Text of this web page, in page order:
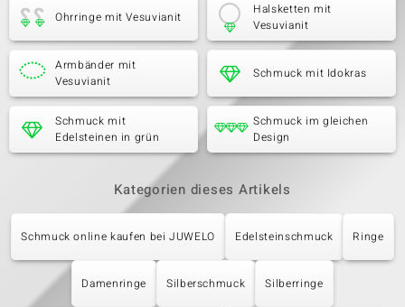
Ohrringe mit Vesuvianit
Halsketten mit
Vesuvianit
Armbänder mit
Vesuvianit
Schmuck mit Idokras
Schmuck mit
Edelsteinen in grün
Schmuck im gleichen
Design
Kategorien dieses Artikels
Schmuck online kaufen bei JUWELO Edelsteinschmuck Ringe
Damenringe Silberschmuck Silberringe